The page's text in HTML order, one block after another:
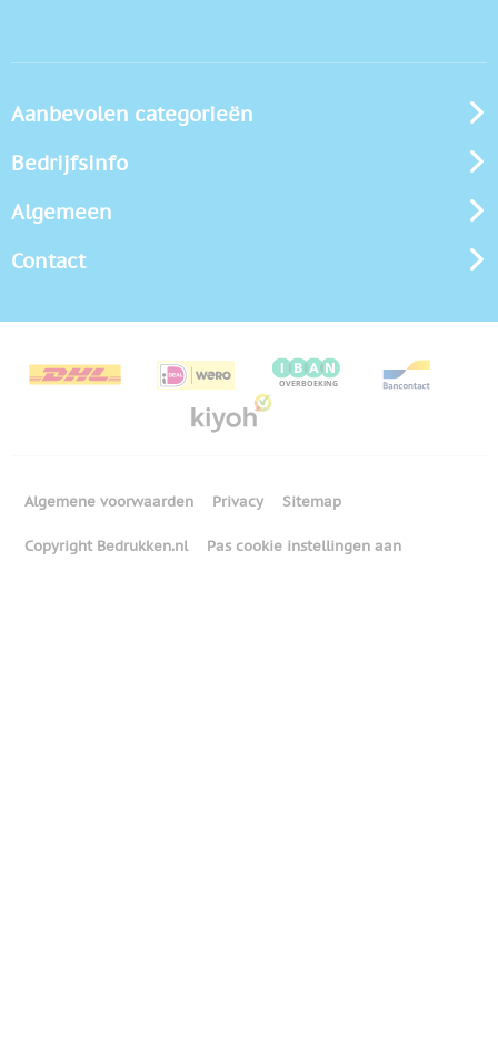
Aanbevolen categorieën
Bedrijfsinfo
Algemeen
Contact
Algemene voorwaarden Privacy Sitemap
Copyright Bedrukken.nl Pas cookie instellingen aan